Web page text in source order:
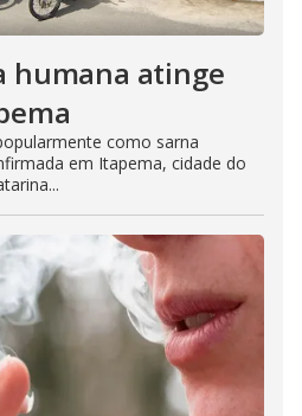
humana atinge
como sarna
em Itapema, cidade do